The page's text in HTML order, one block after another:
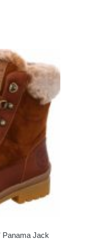
Jack